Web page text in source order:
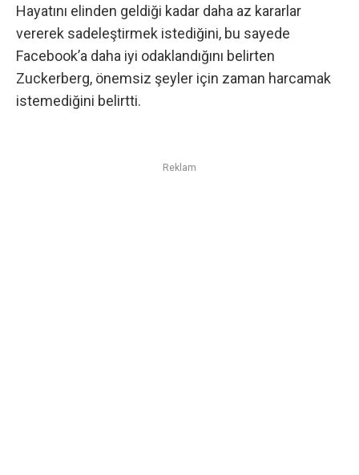
Hayatını elinden geldiği kadar daha az kararlar
vererek sadeleştirmek istediğini, bu sayede
Facebook’a daha iyi odaklandığını belirten
Zuckerberg, önemsiz şeyler için zaman harcamak
istemediğini belirtti.
Reklam